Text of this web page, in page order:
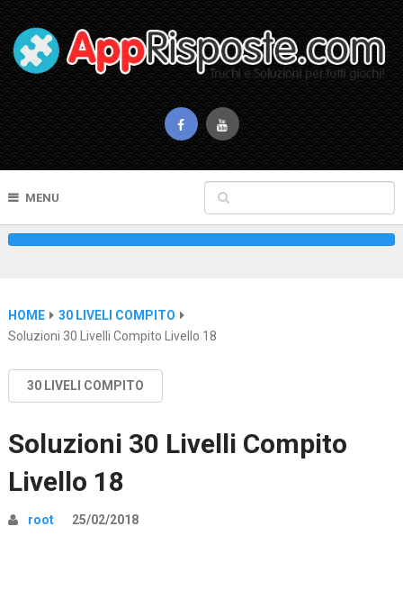
MENU
HOME
30 LIVELI COMPITO
Soluzioni 30 Livelli Compito Livello 18
30 LIVELI COMPITO
Soluzioni 30 Livelli Compito
Livello 18
root 25/02/2018